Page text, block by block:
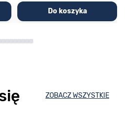
Do koszyka
ZOBACZ WSZYSTKIE